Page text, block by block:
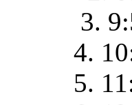
3.
4.
5.